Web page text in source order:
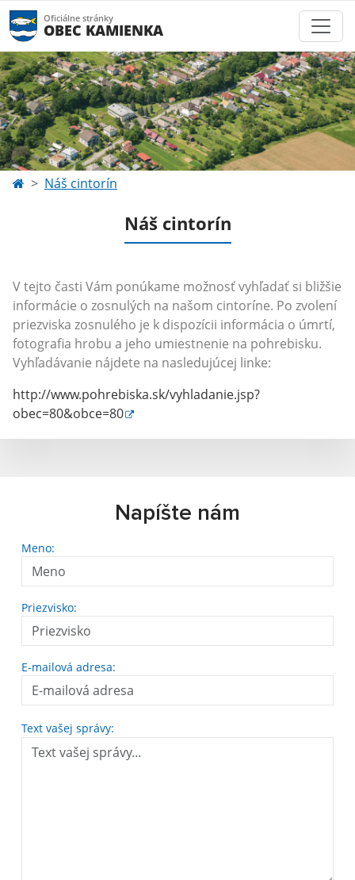
Oficiálne stránky
OBEC KAMIENKA
Náš cintorín
Náš cintorín
V tejto časti Vám ponúkame možnosť vyhľadať si bližšie
informácie o zosnulých na našom cintoríne. Po zvolení
priezviska zosnulého je k dispozícii informácia o úmrtí,
fotografia hrobu a jeho umiestnenie na pohrebisku.
Vyhľadávanie nájdete na nasledujúcej linke:
http://www.pohrebiska.sk/vyhladanie.jsp?
obec=80&obce=80
Napíšte nám
Meno:
Priezvisko:
E-mailová adresa:
Text vašej správy: